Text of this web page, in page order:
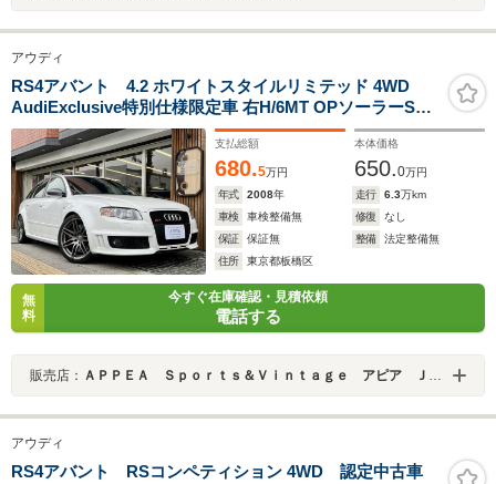
アウディ
RS4アバント 4.2 ホワイトスタイルリミテッド 4WD
AudiExclusive特別仕様限定車 右H/6MT OPソーラーSR
ホワイトスタイルLTD(ホワイトFグリル&サイドモール/チ
タンルックドアミラー&マフラー/マットグレー19AW/ス
ポーツサスペンション+/RS4ロゴ黒革バケットシート)
支払総額
680.5万円
本体価格
650.0万円
年式
2008年 走行 6.3万km
車検
車検整備無 修復
なし
保証
保証無 整備
法定整備無
住所
東京都板橋区
無
料
今すぐ在庫確認・見積依頼
電話する
販売店： ＡＰＰＥＡ Ｓｐｏｒｔｓ＆Ｖｉｎｔａｇｅ アピア ＪＵ適正販売店
アウディ
RS4アバント RSコンペティション 4WD 認定中古車